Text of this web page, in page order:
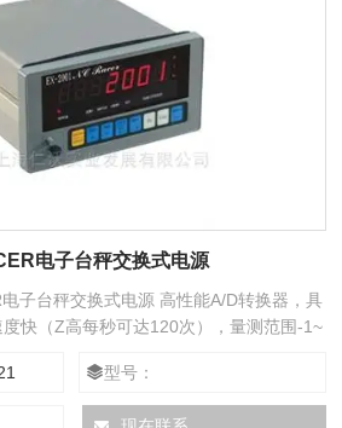
电子台秤交换式电源
子台秤交换式电源 高性能A/D转换器，具
快（Z高每秒可达120次），量测范围-1~
型号：